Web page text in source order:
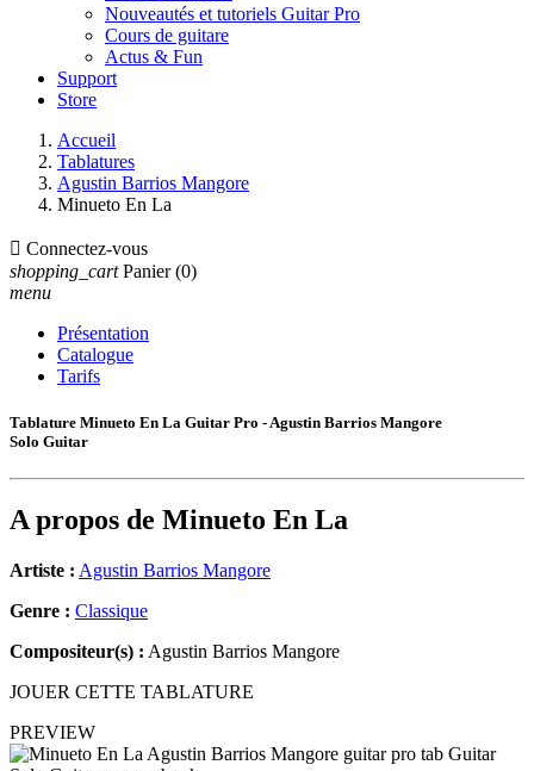
Nouveautés et tutoriels Guitar Pro
Cours de guitare
Actus & Fun
Support
Store
Accueil
Tablatures
Agustin Barrios Mangore
Minueto En La
 Connectez-vous
shopping_cart Panier (0)
menu
Présentation
Catalogue
Tarifs
Tablature Minueto En La Guitar Pro - Agustin Barrios Mangore
Solo Guitar
A propos de Minueto En La
Artiste : Agustin Barrios Mangore
Genre : Classique
Compositeur(s) : Agustin Barrios Mangore
JOUER CETTE TABLATURE
PREVIEW